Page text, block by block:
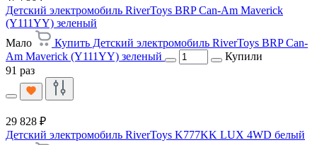
Детский электромобиль RiverToys BRP Can-Am Maverick
(Y111YY) зеленый
Мало
Купить Детский электромобиль RiverToys BRP Can-
Am Maverick (Y111YY) зеленый
Купили
91 раз
29 828 ₽
Детский электромобиль RiverToys K777KK LUX 4WD белый